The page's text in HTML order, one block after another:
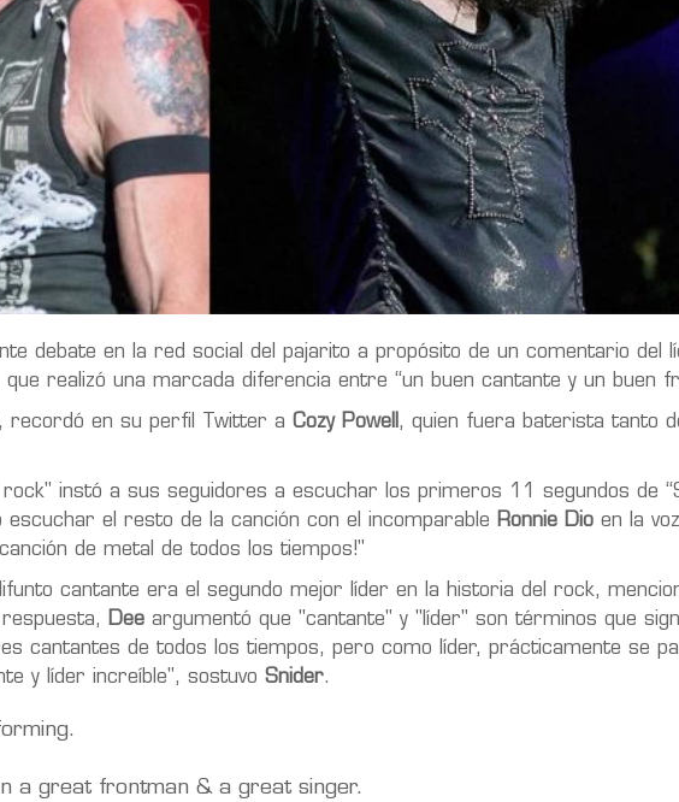
debate en la red social del pajarito a propósito de un comentario del
que realizó una marcada diferencia entre “un buen cantante y un buen
recordó en su perfil Twitter a Cozy Powell , quien fuera baterista tanto
rock" instó a sus seguidores a escuchar los primeros 11 segundos de
el resto de la canción con el incomparable Ronnie Dio en la
de metal de todos los tiempos!"
cantante era el segundo mejor líder en la historia del rock,
Dee argumentó que "cantante" y "líder" son términos que
cantantes de todos los tiempos, pero como líder, prácticamente se
y líder increíble", sostuvo Snider.
a great frontman & a great singer.